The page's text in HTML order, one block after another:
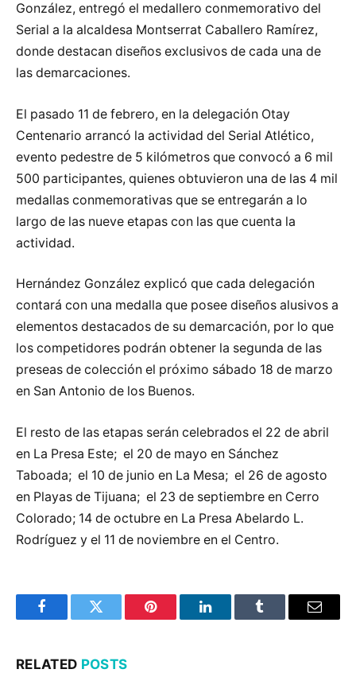
González, entregó el medallero conmemorativo del
Serial a la alcaldesa Montserrat Caballero Ramírez,
donde destacan diseños exclusivos de cada una de
las demarcaciones.
El pasado 11 de febrero, en la delegación Otay
Centenario arrancó la actividad del Serial Atlético,
evento pedestre de 5 kilómetros que convocó a 6 mil
500 participantes, quienes obtuvieron una de las 4 mil
medallas conmemorativas que se entregarán a lo
largo de las nueve etapas con las que cuenta la
actividad.
Hernández González explicó que cada delegación
contará con una medalla que posee diseños alusivos a
elementos destacados de su demarcación, por lo que
los competidores podrán obtener la segunda de las
preseas de colección el próximo sábado 18 de marzo
en San Antonio de los Buenos.
El resto de las etapas serán celebrados el 22 de abril
en La Presa Este; el 20 de mayo en Sánchez
Taboada; el 10 de junio en La Mesa; el 26 de agosto
en Playas de Tijuana; el 23 de septiembre en Cerro
Colorado; 14 de octubre en La Presa Abelardo L.
Rodríguez y el 11 de noviembre en el Centro.
FacebookTwitter Pinterest LinkedInTumblr Email
RELATED POSTS